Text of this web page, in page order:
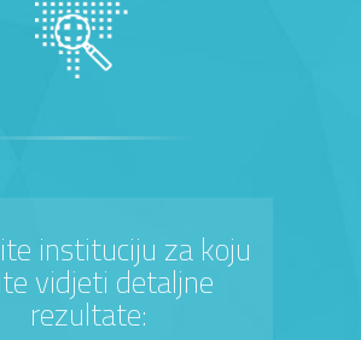
instituciju za koju
vidjeti detaljne
rezultate: